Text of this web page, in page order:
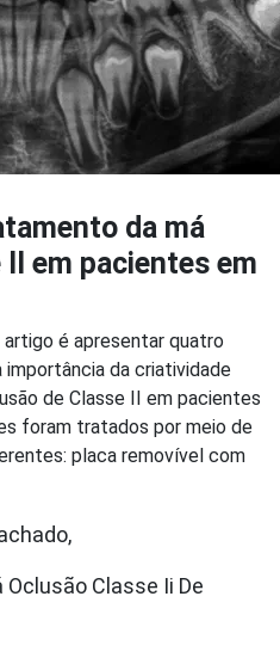
da má
em pacientes em
é apresentar quatro
da criatividade
de Classe II em pacientes
foram tratados por meio de
placa removível com
Classe Ii De